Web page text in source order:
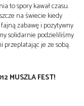
to spory kawał czasu.
na świecie kiedy
zabawę i pozytywny
solidarnie podzieliliśmy
przeplatając je ze sobą.
MUSZLA FEST!